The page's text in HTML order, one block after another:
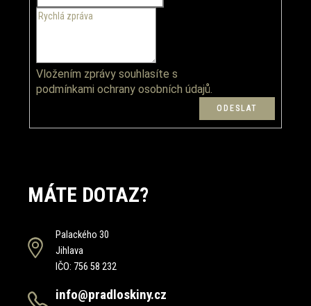
Vložením zprávy souhlasíte s
podmínkami ochrany osobních údajů.
MÁTE DOTAZ?
Palackého 30
Jihlava
IČO: 756 58 232
info@pradloskiny.cz